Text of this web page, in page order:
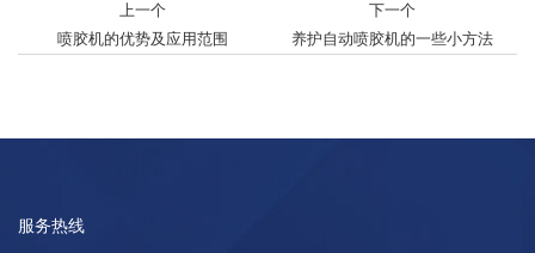
上一个
喷胶机的优势及应用范围
下一个
养护自动喷胶机的一些小方法
服务热线